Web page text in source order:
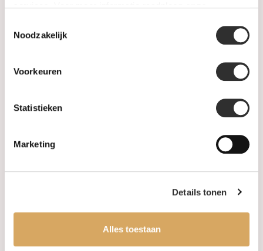
Noodzakelijk
Voorkeuren
Statistieken
Marketing
Details tonen
Alles toestaan
Maatwerk